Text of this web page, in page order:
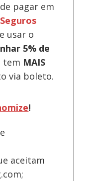
pagar em
Seguros
usar o
5% de
tem MAIS
via boleto.
!
aceitam